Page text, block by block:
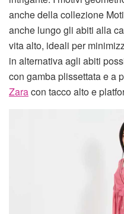
anche della collezione
anche lungo gli abiti alla
vita alto, ideali per
in alternativa agli abiti
con gamba plissettata e a
Zaracon tacco alto e